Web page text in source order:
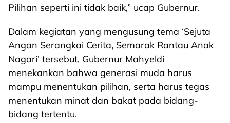
Pilihan seperti ini tidak baik,” ucap Gubernur.
Dalam kegiatan yang mengusung tema ‘Sejuta
Angan Serangkai Cerita, Semarak Rantau Anak
Nagari’ tersebut, Gubernur Mahyeldi
menekankan bahwa generasi muda harus
mampu menentukan pilihan, serta harus tegas
menentukan minat dan bakat pada bidang-
bidang tertentu.